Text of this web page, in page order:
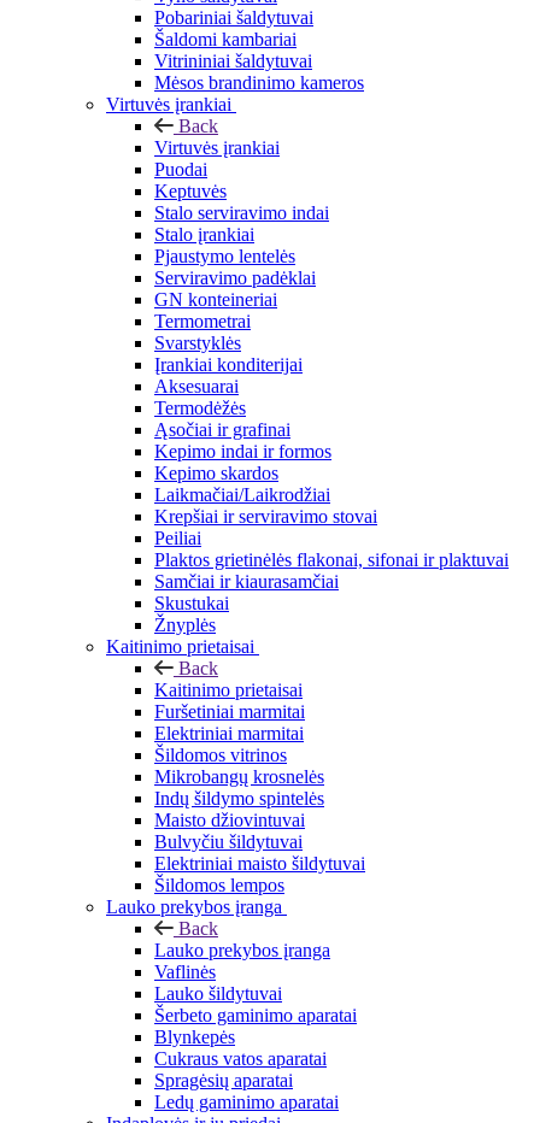
Pobariniai šaldytuvai
Šaldomi kambariai
Vitrininiai šaldytuvai
Mėsos brandinimo kameros
Virtuvės įrankiai
Back
Virtuvės įrankiai
Puodai
Keptuvės
Stalo serviravimo indai
Stalo įrankiai
Pjaustymo lentelės
Serviravimo padėklai
GN konteineriai
Termometrai
Svarstyklės
Įrankiai konditerijai
Aksesuarai
Termodėžės
Ąsočiai ir grafinai
Kepimo indai ir formos
Kepimo skardos
Laikmačiai/Laikrodžiai
Krepšiai ir serviravimo stovai
Peiliai
Plaktos grietinėlės flakonai, sifonai ir plaktuvai
Samčiai ir kiaurasamčiai
Skustukai
Žnyplės
Kaitinimo prietaisai
Back
Kaitinimo prietaisai
Furšetiniai marmitai
Elektriniai marmitai
Šildomos vitrinos
Mikrobangų krosnelės
Indų šildymo spintelės
Maisto džiovintuvai
Bulvyčiu šildytuvai
Elektriniai maisto šildytuvai
Šildomos lempos
Lauko prekybos įranga
Back
Lauko prekybos įranga
Vaflinės
Lauko šildytuvai
Šerbeto gaminimo aparatai
Blynkepės
Cukraus vatos aparatai
Spragėsių aparatai
Ledų gaminimo aparatai